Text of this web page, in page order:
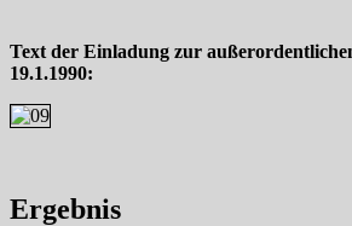
Text der Einladung zur
19.1.1990:
Ergebnis